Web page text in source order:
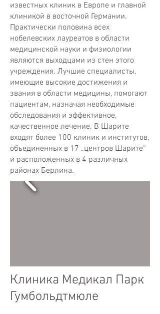
известных клиник в Европе и главной
клиникой в восточной Германии.
Практически половина всех
нобелевских лауреатов в области
медицинской науки и физиологии
являются выходцами из стен этого
учреждения. Лучшие специалисты,
имеющие высокие достижения и
звания в области медицины, помогают
пациентам, назначая необходимые
обследования и эффективное,
качественное лечение. В Шарите
входят более 100 клиник и институтов,
объединенных в 17 „центров Шарите“
и расположенных в 4 различных
районах Берлина.
Клиника Медикал Парк
Гумбольдтмюле